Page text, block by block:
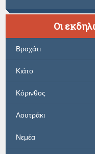
Οι
Βραχάτι
Κιάτο
Κόρινθος
Λουτράκι
Νεμέα